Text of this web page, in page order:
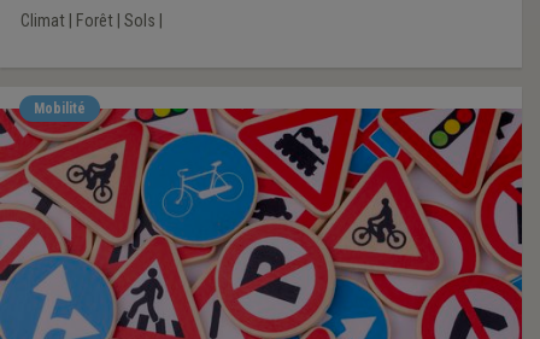
Climat| Forêt| Sols
Mobilité